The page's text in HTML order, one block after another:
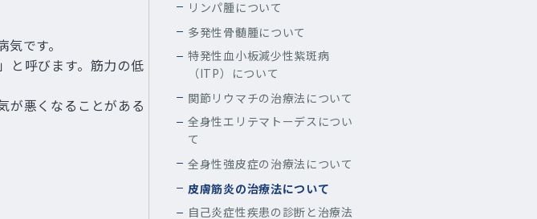
です。
と呼びます。筋力の低
が悪くなることがある
リンパ腫について
多発性骨髄腫について
特発性血小板減少性紫斑病
（ITP）について
関節リウマチの治療法について
全身性エリテマトーデスについ
て
全身性強皮症の治療法について
皮膚筋炎の治療法について
自己炎症性疾患の診断と治療法